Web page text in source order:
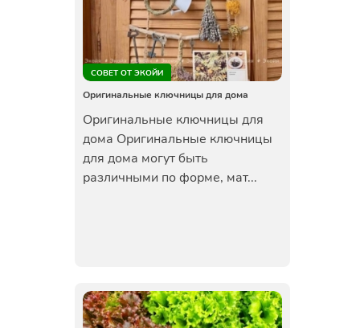
СОВЕТ ОТ ЭКОЙИ
Оригинальные ключницы для дома
Оригинальные ключницы для
дома Оригинальные ключницы
для дома могут быть
различными по форме, мат...